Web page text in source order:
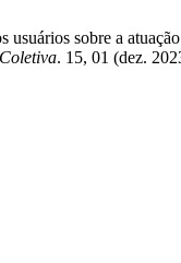
usuários sobre a
. 15, 01 (dez.